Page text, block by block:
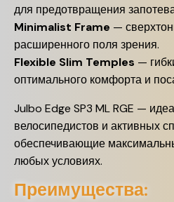
для предотвращения
Minimalist Frame —
расширенного поля зрения.
Flexible Slim Temples —
оптимального комфорта и
Julbo Edge SP3 ML RGE —
велосипедистов и активных
обеспечивающие
любых условиях.
Преимущества: